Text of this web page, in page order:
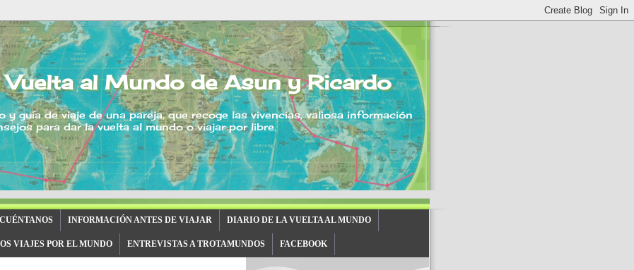
Vuelta al Mundo de Asun y Ricardo
y guía de viaje de una pareja, que recoge las vivencias, valiosa información
para dar la vuelta al mundo o viajar por libre.
INFORMACIÓN ANTES DE VIAJAR DIARIO DE LA VUELTA AL MUNDO
VIAJES POR EL MUNDO ENTREVISTAS A TROTAMUNDOS FACEBOOK